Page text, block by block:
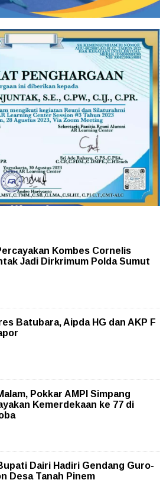
Kombes Cornelis
Jadi Dirkrimum Polda Sumut
Batubara, Aipda HG dan AKP F
Pokkar AMPI Simpang
Kemerdekaan ke 77 di
Dairi Hadiri Gendang Guro-
Desa Tanah Pinem